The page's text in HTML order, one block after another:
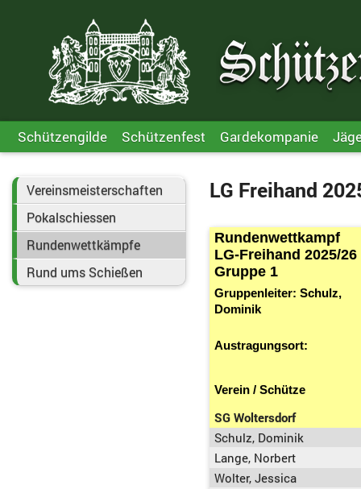
Schützengilde Schützenfest Gardekompanie
LG Freihand
Rundenwettkampf
LG-Freihand 2025/26
Gruppe 1
Gruppenleiter: Schulz,
Dominik
Austragungsort:
Verein / Schütze
SG Woltersdorf
Schulz, Dominik
Lange, Norbert
Wolter, Jessica
Vereinsmeisterschaften
Pokalschiessen
Rundenwettkämpfe
Rund ums Schießen